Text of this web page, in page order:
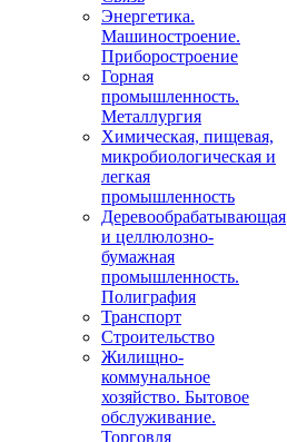
Энергетика.
Машиностроение.
Приборостроение
Горная
промышленность.
Металлургия
Химическая, пищевая,
микробиологическая и
легкая
промышленность
Деревообрабатывающая
и целлюлозно-
бумажная
промышленность.
Полиграфия
Транспорт
Строительство
Жилищно-
коммунальное
хозяйство. Бытовое
обслуживание.
Торговля